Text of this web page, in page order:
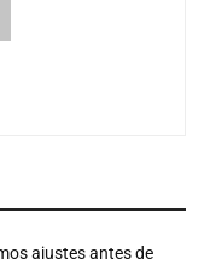
ajustes antes de